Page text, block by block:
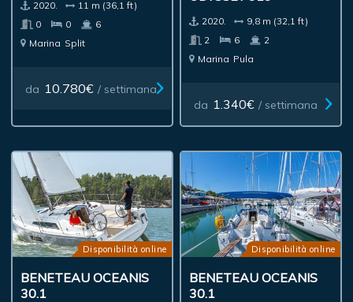
2020.
11 m (36,1 ft)
0
0
6
Marina Split
da 10.780€ / settimana
2020.
9,8 m (32,1 ft)
2
6
2
Marina Pula
da 1.340€ / settimana
Disponibilità online
BENETEAU OCEANIS
30.1
Disponibilità online
BENETEAU OCEANIS
30.1